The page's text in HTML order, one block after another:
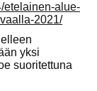
etelainen-alue-
2021/
yksi
suoritettuna